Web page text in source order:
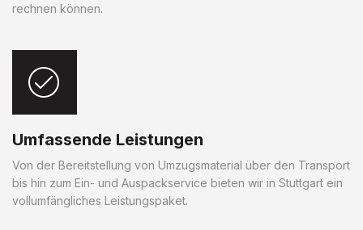
rechnen können.
Umfassende Leistungen
Von der Bereitstellung von Umzugsmaterial über den Transport
bis hin zum Ein- und Auspackservice bieten wir in Stuttgart ein
vollumfängliches Leistungspaket.